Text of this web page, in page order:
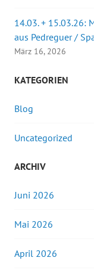
14.03. + 15.03.26:
aus Pedreguer /
März 16, 2026
KATEGORIEN
Blog
Uncategorized
ARCHIV
Juni 2026
Mai 2026
April 2026